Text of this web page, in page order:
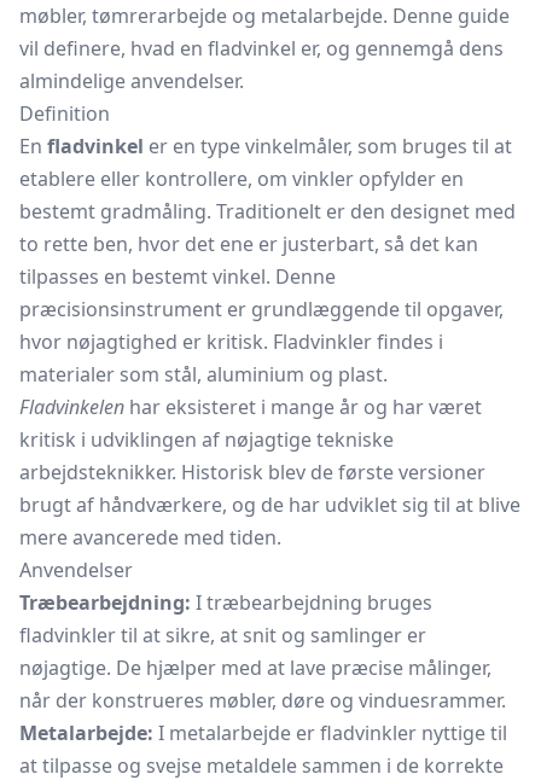
møbler, tømrerarbejde og metalarbejde. Denne guide
vil definere, hvad en fladvinkel er, og gennemgå dens
almindelige anvendelser.
Definition
En fladvinkel er en type vinkelmåler, som bruges til at
etablere eller kontrollere, om vinkler opfylder en
bestemt gradmåling. Traditionelt er den designet med
to rette ben, hvor det ene er justerbart, så det kan
tilpasses en bestemt vinkel. Denne
præcisionsinstrument er grundlæggende til opgaver,
hvor nøjagtighed er kritisk. Fladvinkler findes i
materialer som stål, aluminium og plast.
Fladvinkelen har eksisteret i mange år og har været
kritisk i udviklingen af nøjagtige tekniske
arbejdsteknikker. Historisk blev de første versioner
brugt af håndværkere, og de har udviklet sig til at blive
mere avancerede med tiden.
Anvendelser
Træbearbejdning: I træbearbejdning bruges
fladvinkler til at sikre, at snit og samlinger er
nøjagtige. De hjælper med at lave præcise målinger,
når der konstrueres møbler, døre og vinduesrammer.
Metalarbejde: I metalarbejde er fladvinkler nyttige til
at tilpasse og svejse metaldele sammen i de korrekte